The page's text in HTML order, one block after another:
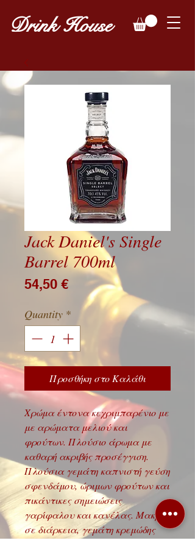
Drink House
Jack Daniel's Single
Barrel 700ml
54,50 €Price
Quantity *
Προσθήκη στο Καλάθι
Χρώμα έντονα κεχριμπαρένιο με
με αρώματα μελιού και
φρούτων. Πλούσιο άρωμα με
καθαρή ακριβής προσέγγιση.
Πλούσια γεμάτη καπνιστή γεύση
σφενδάμου, ώριμων φρούτων και
πικάντικες σημειώσεις
γαρίφαλου και κανέλας. Μακριά
σε διάρκεια, γεμάτη κρεμώδης